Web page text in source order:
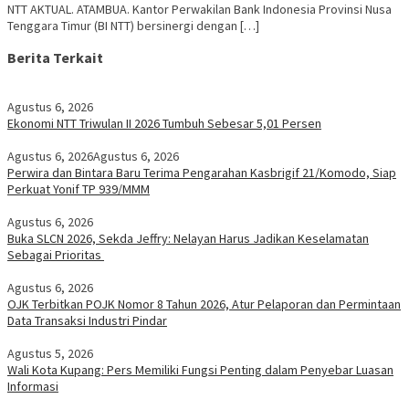
NTT AKTUAL. ATAMBUA. Kantor Perwakilan Bank Indonesia Provinsi Nusa
Tenggara Timur (BI NTT) bersinergi dengan […]
Berita Terkait
Agustus 6, 2026
Ekonomi NTT Triwulan II 2026 Tumbuh Sebesar 5,01 Persen
Agustus 6, 2026Agustus 6, 2026
Perwira dan Bintara Baru Terima Pengarahan Kasbrigif 21/Komodo, Siap
Perkuat Yonif TP 939/MMM
Agustus 6, 2026
Buka SLCN 2026, Sekda Jeffry: Nelayan Harus Jadikan Keselamatan
Sebagai Prioritas
Agustus 6, 2026
OJK Terbitkan POJK Nomor 8 Tahun 2026, Atur Pelaporan dan Permintaan
Data Transaksi Industri Pindar
Agustus 5, 2026
Wali Kota Kupang: Pers Memiliki Fungsi Penting dalam Penyebar Luasan
Informasi